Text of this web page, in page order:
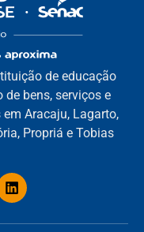
de educação
bens, serviços e
Aracaju, Lagarto,
Propriá e Tobias